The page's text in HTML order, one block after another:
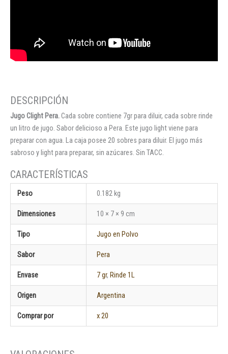
Jugo Clight Pera.Cada sobre contiene 7gr para diluir, cada sobre rinde
un litro de jugo. Sabor delicioso a Pera. Este jugo light viene para
preparar con agua. La caja posee 20 sobres para diluir. El jugo más
sabroso y light para preparar, sin azúcares. Sin TACC.
Peso 0.182 kg
Dimensiones 10 × 7 × 9 cm
Tipo Jugo en Polvo
Sabor Pera
Envase 7 gr, Rinde 1L
Origen Argentina
Comprar por x 20